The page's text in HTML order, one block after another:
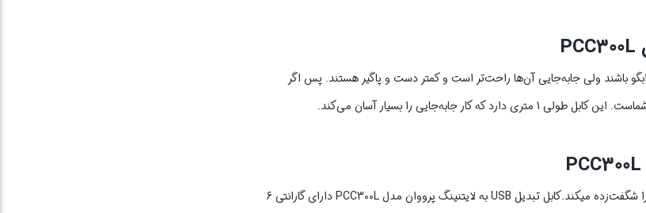
باشند ولی جابه‌جایی آن‌ها راحت‌تر است و کمتر دست و پاگیر هستند. پس اگر
جابه‌جایی را بسیار آسان می‌کند.
این کابل دارای استانداردهای مختلف شارژ می‌باشد.سرعت شارژ فوق‌العاده بالایی دارد که شما را شگفت‌زده میکند.کابل تبدیل USB به لایتنینگ پرووان مدل PCC300L دارای گارانتی 6